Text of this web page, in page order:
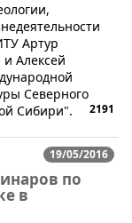
Артур
Алексей
Северного
Сибири".
2191
19/05/2016
по
в